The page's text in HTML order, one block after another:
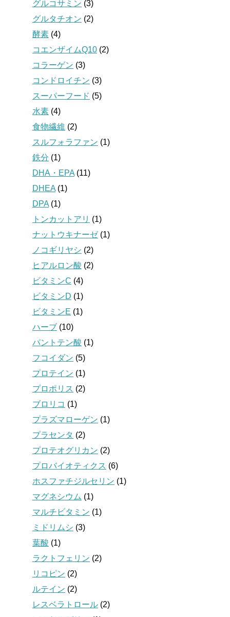
グルコサミン (3)
グルタチオン (2)
酵素 (4)
コエンザイムQ10 (2)
コラーゲン (3)
コンドロイチン (3)
スーパーフード (5)
水素 (4)
食物繊維 (2)
スルフォラファン (1)
鉄分 (1)
DHA・EPA (11)
DHEA (1)
DPA (1)
トンカットアリ (1)
ナットウキナーゼ(1)
ノコギリヤシ (2)
ヒアルロン酸 (2)
ビタミンC (4)
ビタミンD (1)
ビタミンE (1)
ハーブ (10)
パントテン酸 (1)
フコイダン (5)
プロテイン (1)
プロポリス (2)
ブロリコ (1)
プラズマローゲン (1)
プラセンタ (2)
プロテオグリカン (2)
プロバイオティクス (6)
ホスファチジルセリン (1)
マグネシウム (1)
マルチビタミン (1)
ミドリムシ (3)
葉酸 (1)
ラクトフェリン (2)
リコピン (2)
ルテイン (2)
レスベラトロール (2)